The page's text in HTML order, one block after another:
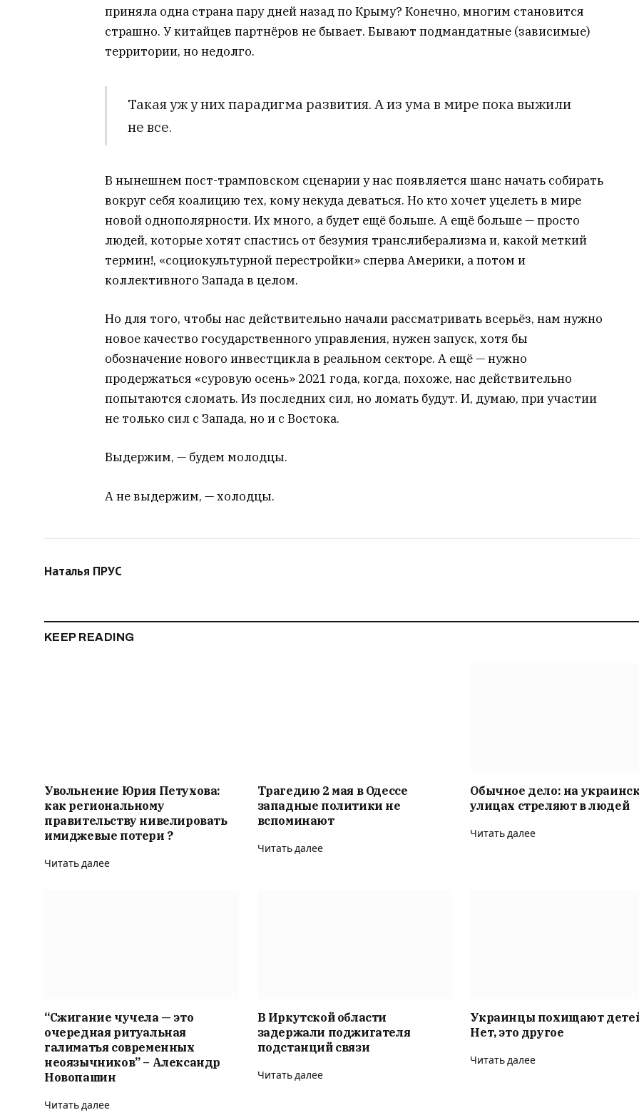
приняла одна страна пару дней назад по Крыму? Конечно, многим становится
страшно. У китайцев партнёров не бывает. Бывают подмандатные (зависимые)
территории, но недолго.
Такая уж у них парадигма развития. А из ума в мире пока выжили
не все.
В нынешнем пост-трамповском сценарии у нас появляется шанс начать собирать
вокруг себя коалицию тех, кому некуда деваться. Но кто хочет уцелеть в мире
новой однополярности. Их много, а будет ещё больше. А ещё больше — просто
людей, которые хотят спастись от безумия транслиберализма и, какой меткий
термин!, «социокультурной перестройки» сперва Америки, а потом и
коллективного Запада в целом.
Но для того, чтобы нас действительно начали рассматривать всерьёз, нам нужно
новое качество государственного управления, нужен запуск, хотя бы
обозначение нового инвестцикла в реальном секторе. А ещё — нужно
продержаться «суровую осень» 2021 года, когда, похоже, нас действительно
попытаются сломать. Из последних сил, но ломать будут. И, думаю, при участии
не только сил с Запада, но и с Востока.
Выдержим, — будем молодцы.
А не выдержим, — холодцы.
Наталья ПРУС
KEEP READING
Увольнение Юрия Петухова:
как региональному
правительству нивелировать
имиджевые потери ?
Читать далее
Трагедию 2 мая в Одессе
западные политики не
вспоминают
Читать далее
Обычное дело: на
улицах стреляют в людей
Читать далее
“Сжигание чучела — это
очередная ритуальная
галиматья современных
неоязычников” – Александр
Новопашин
Читать далее
В Иркутской области
задержали поджигателя
подстанций связи
Читать далее
Украинцы похищают
Нет, это другое
Читать далее